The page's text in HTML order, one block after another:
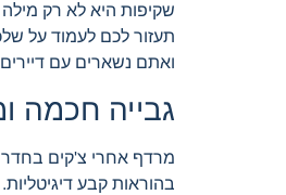
שקיפות היא לא רק
תעזור לכם לעמוד על
ואתם נשארים עם
גבייה חכמה
מרדף אחרי צ'קים בחדר
בהוראות קבע